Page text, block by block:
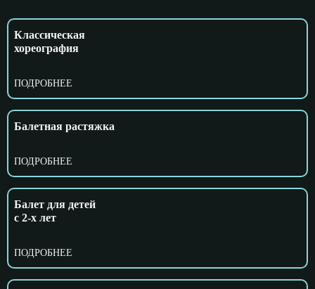
Классическая
хореография
ПОДРОБНЕЕ
Балетная растяжка
ПОДРОБНЕЕ
Балет для детей
с 2-x лет
ПОДРОБНЕЕ